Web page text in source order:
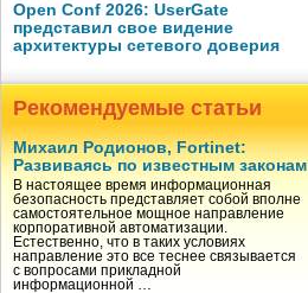
Open Conf 2026: UserGate
представил свое видение
архитектуры сетевого доверия
Рекомендуемые статьи
Михаил Родионов, Fortinet:
Развиваясь по известным законам
В настоящее время информационная
безопасность представляет собой вполне
самостоятельное мощное направление
корпоративной автоматизации.
Естественно, что в таких условиях
направление это все теснее связывается
с вопросами прикладной
информационной …